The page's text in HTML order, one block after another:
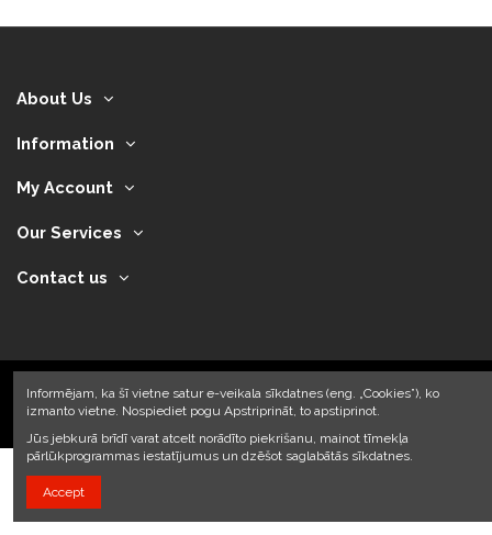
About Us
Information
My Account
Our Services
Contact us
2024 © Armando Auto SIA
Informējam, ka šī vietne satur e-veikala sīkdatnes (eng. „Cookies”), ko
izmanto vietne. Nospiediet pogu Apstriprināt, to apstiprinot.
Jūs jebkurā brīdī varat atcelt norādīto piekrišanu, mainot tīmekļa
pārlūkprogrammas iestatījumus un dzēšot saglabātās sīkdatnes.
Accept